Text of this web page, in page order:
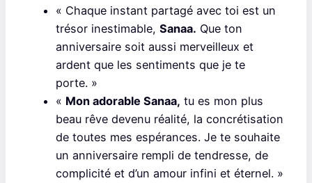
« Chaque instant partagé avec toi est un
trésor inestimable, Sanaa. Que ton
anniversaire soit aussi merveilleux et
ardent que les sentiments que je te
porte. »
« Mon adorable Sanaa, tu es mon plus
beau rêve devenu réalité, la concrétisation
de toutes mes espérances. Je te souhaite
un anniversaire rempli de tendresse, de
complicité et d’un amour infini et éternel. »